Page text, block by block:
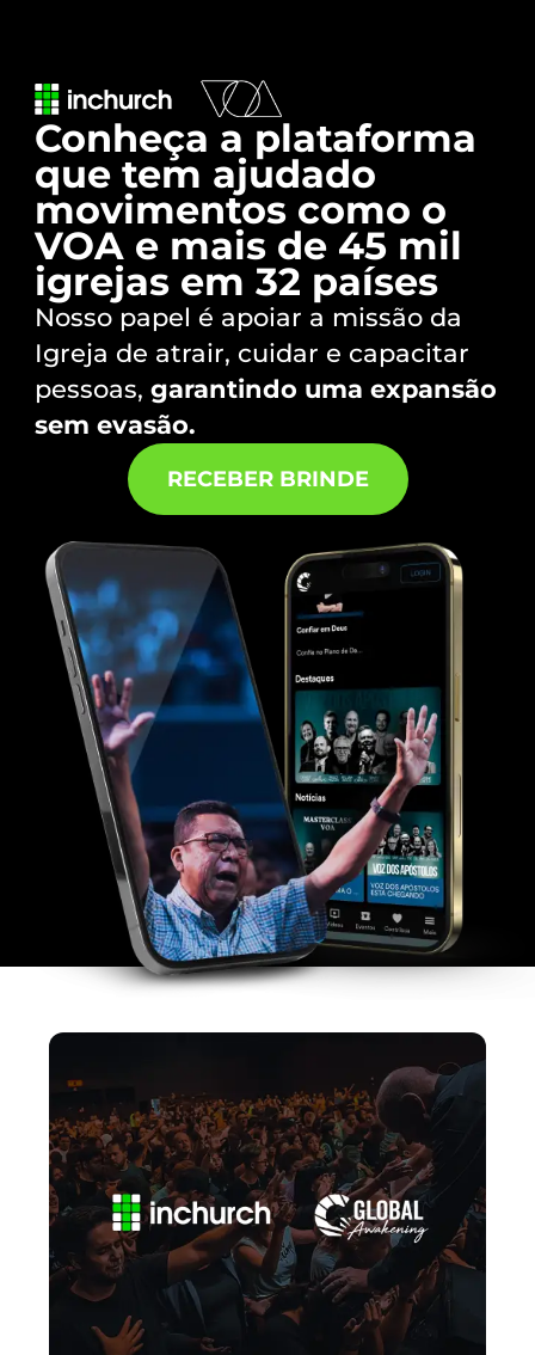
Conheça a plataforma
que tem ajudado
movimentos como o
VOA e mais de 45 mil
igrejas em 32 países
Nosso papel é apoiar a missão da
Igreja de atrair, cuidar e capacitar
pessoas, garantindo uma expansão
sem evasão.
RECEBER BRINDE